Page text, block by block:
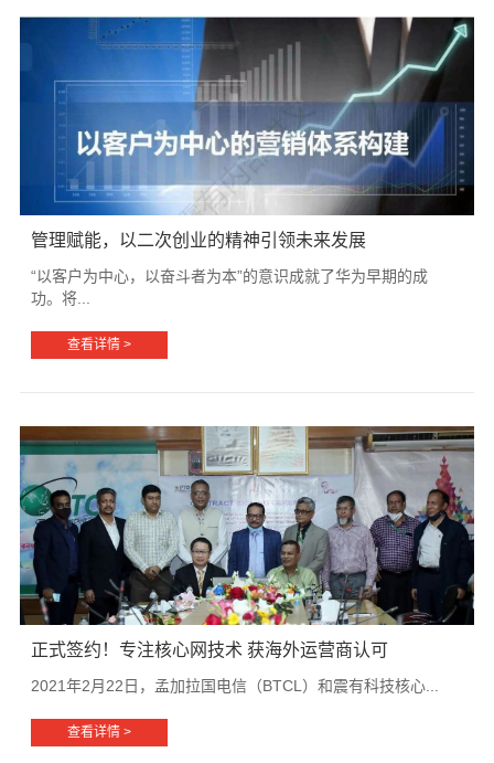
管理赋能，以二次创业的精神引领未来发展
“以客户为中心，以奋斗者为本”的意识成就了华为早期的成
功。将...
查看详情 >
正式签约！专注核心网技术 获海外运营商认可
2021年2月22日，孟加拉国电信（BTCL）和震有科技核心...
查看详情 >